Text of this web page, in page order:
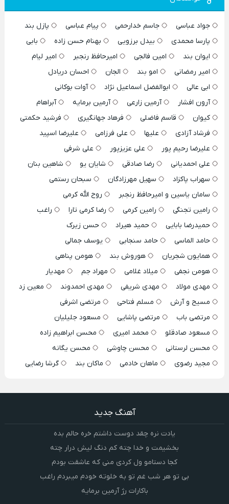
جواد عباسی جاسم خدارحمی پیام عباسی
پازل بند
پارسا محمدی
بیدل برزویی بهنام حسن زاده
بابی
ایوان بند
امین فالجی امیرحافظ رنجبر
امیر لیام
امیر رمضانی
امو بند الجان
احسان دریادل
ابی عالی
ابوالفضل اسماعیل نژاد
آوات بوکانی
آرون افشار
آرمین زارعی آرمین برمایه
آبراهام
کیوان
قاسم فاضلی فرهاد جهانگیری
فرشید حکمتی
فرشاد آزادی
علیها علی فرزامی
علیرضا اسپید
علیرضا رحیم پور
علی عزیزپور
علی شرفی
علی احمدیانی
رضا صادقی شایان یو
شاهین بنان
سهراب پاکزاد
سهیل مهرزادگان
سبحان رستمی
سامان یاسین و امیرحافظ رنجبر
روح الله کرمی
رامین تجنگی
رامین کرمی رضا کرمی تارا
راغب
حمیدرضا بابایی
حمید هیراد
حسن زیرک
حامد الماسی
حامد سنجابی
یوسف جمالی
همایون شجریان
هوروش بند
هومن پناهی
هومن نجفی
میلاد غلامی مهراد جم
مهدیار
مهدی مولاد
مهدی شریفی مهدی احمدوند
معین زد
مسیح و آرش
مسلم فتاحی
مرتضی اشرفی
مرتضی باب
مرتضی پاشایی
مسعود جلیلیان
مسعود صادقلو
محمد امیری
محسن ابراهیم زاده
محسن لرستانی
محسن چاوشی
محسن یگانه
مجید رضوی
ماهان خادمی ماکان بند گرشا رضایی
آهنگ جدید
یادت نره چقد دوست داشتم خره حالم بده
بخشیمت و خدا چته کم دنگ لیش درار چته
کجا دستامو ول کردی منی که عاشقت بودم
بی تو هر شب غم تو به خلوته خودم میبردم راغب
باکارات رژ آرمین برمایه